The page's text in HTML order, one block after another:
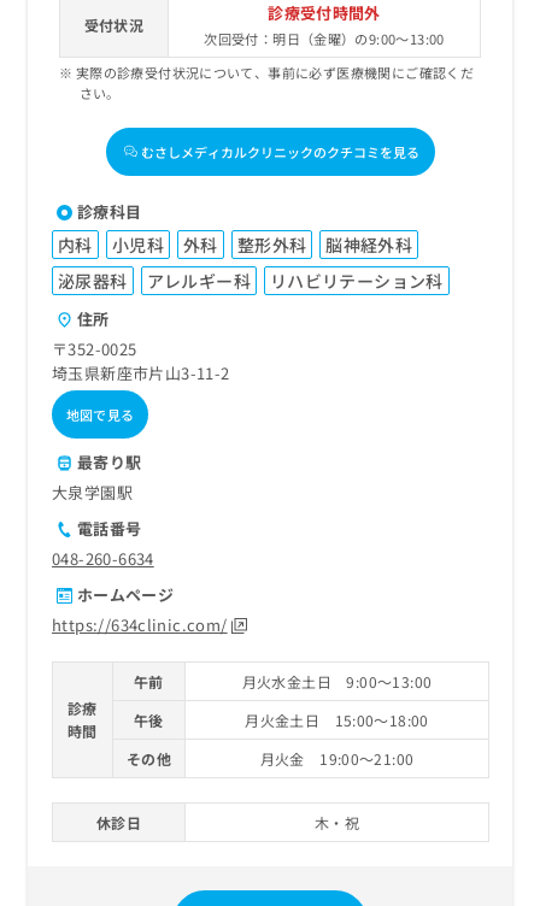
受付状況
診療受付時間外
次回受付：明日（金曜）の9:00～13:00
実際の診療受付状況について、事前に必ず医療機関にご確認くだ
さい。
むさしメディカルクリニックのクチコミを見る
診療科目
内科 小児科 外科 整形外科
脳神経外科
泌尿器科
アレルギー科 リハビリテーション科
住所
〒352-0025
埼玉県新座市片山3-11-2
地図で見る
最寄り駅
大泉学園駅
電話番号
048-260-6634
ホームページ
https://634clinic.com/
診療
時間
午前
月火水金土日 9:00～13:00
午後
月火金土日 15:00～18:00
その他
月火金 19:00～21:00
休診日 木・祝